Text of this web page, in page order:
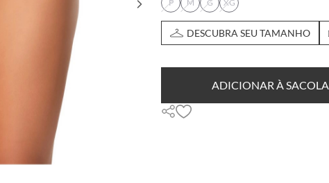
P
M G XG
DESCUBRA SEU TAMANHO
ADICIONAR À SACOLA